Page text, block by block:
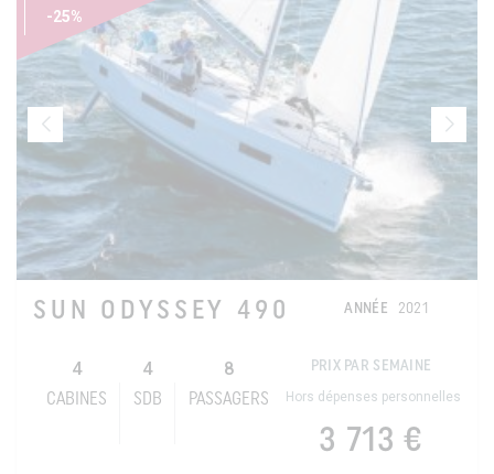
-25%
SUN ODYSSEY 490 ANNÉE 2021
4
CABINES
4
SDB
8
PASSAGERS
PRIX PAR SEMAINE
Hors dépenses personnelles
3 713 €